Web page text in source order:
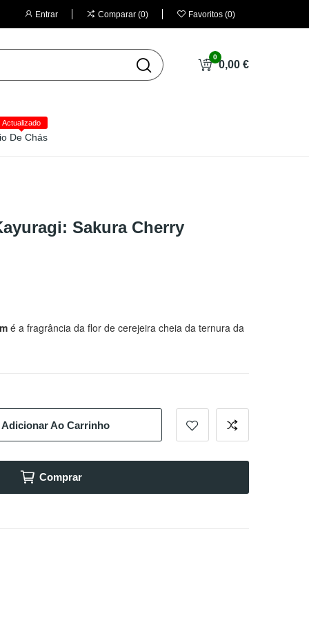
Entrar Comparar 0 Favoritos 0
0,00 €
0
De Chás
Actualizado
Sakura Cherry
é a fragrância da flor de cerejeira cheia da ternura da
Adicionar Ao Carrinho
Comprar